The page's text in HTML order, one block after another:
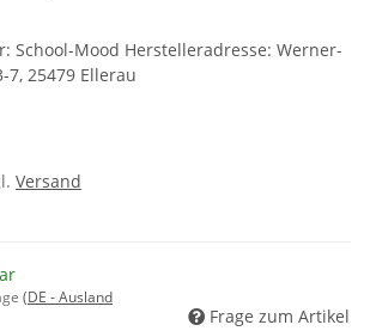
School-Mood Herstelleradresse: Werner-
7, 25479 Ellerau
Versand
(DE - Ausland
Frage zum Artikel